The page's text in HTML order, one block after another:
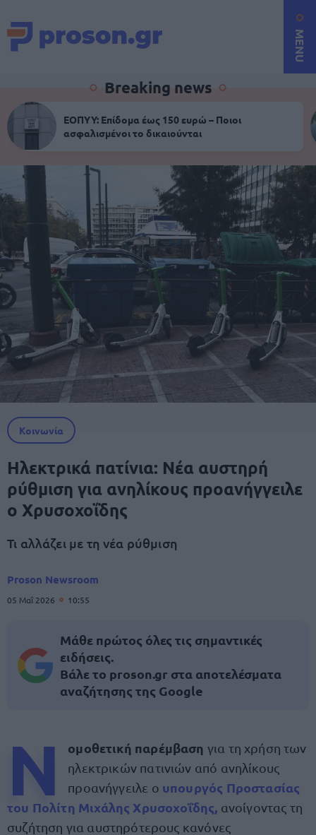
MENU
Breaking news
ΕΟΠΥΥ: Επίδομα έως 150 ευρώ – Ποιοι
ασφαλισμένοι το δικαιούνται
Κοινωνία
Ηλεκτρικά πατίνια: Νέα αυστηρή
ρύθμιση για ανηλίκους προανήγγειλε
ο Χρυσοχοΐδης
Τι αλλάζει με τη νέα ρύθμιση
Proson Newsroom
05 Μαΐ 2026 10:55
Μάθε πρώτος όλες τις σημαντικές
ειδήσεις.
Βάλε το proson.gr στα αποτελέσματα
αναζήτησης της Google
Ν ομοθετική παρέμβαση για τη χρήση των
ηλεκτρικών πατινιών από ανηλίκους
προανήγγειλε ο υπουργός Προστασίας
του Πολίτη Μιχάλης Χρυσοχοΐδης, ανοίγοντας τη
συζήτηση για αυστηρότερους κανόνες